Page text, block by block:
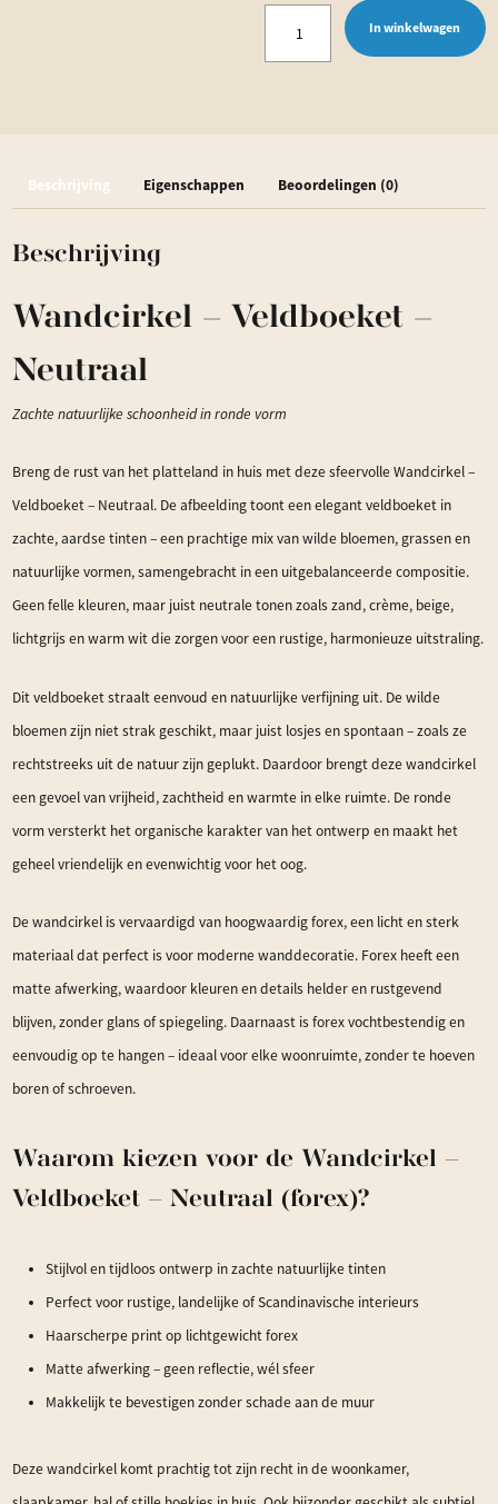
aantal
In winkelwagen
Beschrijving Eigenschappen Beoordelingen (0)
Beschrijving
Wandcirkel – Veldboeket –
Neutraal
Zachte natuurlijke schoonheid in ronde vorm
Breng de rust van het platteland in huis met deze sfeervolle Wandcirkel –
Veldboeket – Neutraal. De afbeelding toont een elegant veldboeket in
zachte, aardse tinten – een prachtige mix van wilde bloemen, grassen en
natuurlijke vormen, samengebracht in een uitgebalanceerde compositie.
Geen felle kleuren, maar juist neutrale tonen zoals zand, crème, beige,
lichtgrijs en warm wit die zorgen voor een rustige, harmonieuze uitstraling.
Dit veldboeket straalt eenvoud en natuurlijke verfijning uit. De wilde
bloemen zijn niet strak geschikt, maar juist losjes en spontaan – zoals ze
rechtstreeks uit de natuur zijn geplukt. Daardoor brengt deze wandcirkel
een gevoel van vrijheid, zachtheid en warmte in elke ruimte. De ronde
vorm versterkt het organische karakter van het ontwerp en maakt het
geheel vriendelijk en evenwichtig voor het oog.
De wandcirkel is vervaardigd van hoogwaardig forex, een licht en sterk
materiaal dat perfect is voor moderne wanddecoratie. Forex heeft een
matte afwerking, waardoor kleuren en details helder en rustgevend
blijven, zonder glans of spiegeling. Daarnaast is forex vochtbestendig en
eenvoudig op te hangen – ideaal voor elke woonruimte, zonder te hoeven
boren of schroeven.
Waarom kiezen voor de Wandcirkel –
Veldboeket – Neutraal (forex)?
Stijlvol en tijdloos ontwerp in zachte natuurlijke tinten
Perfect voor rustige, landelijke of Scandinavische interieurs
Haarscherpe print op lichtgewicht forex
Matte afwerking – geen reflectie, wél sfeer
Makkelijk te bevestigen zonder schade aan de muur
Deze wandcirkel komt prachtig tot zijn recht in de woonkamer,